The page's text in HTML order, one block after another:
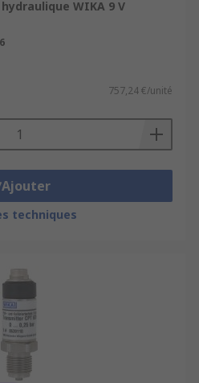
WIKA 9 V
757,24 €/unité
Ajouter
techniques